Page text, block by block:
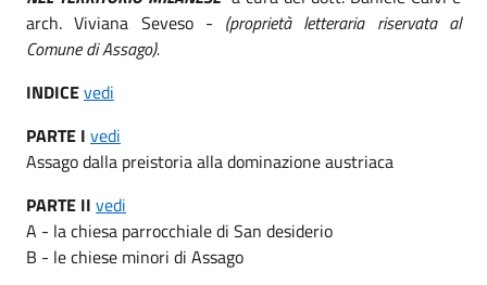
arch. Viviana Seveso - (proprietà letteraria riservata al
Comune di Assago).
INDICEvedi
PARTE I vedi
Assago dalla preistoria alla dominazione austriaca
PARTE II vedi
A - la chiesa parrocchiale di San desiderio
B - le chiese minori di Assago